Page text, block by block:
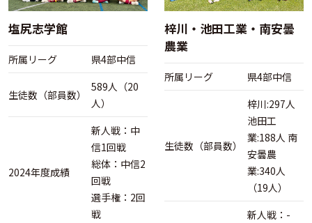
塩尻志学館
所属リーグ 県4部中信
生徒数（部員数）
589人（20
人）
2024年度成績
新人戦：中
信1回戦
総体：中信2
回戦
選手権：2回
戦
梓川・池田工業・南安曇
農業
所属リーグ 県4部中信
生徒数（部員数）
梓川:297人
池田工
業:188人 南
安曇農
業:340人
（19人）
新人戦：-